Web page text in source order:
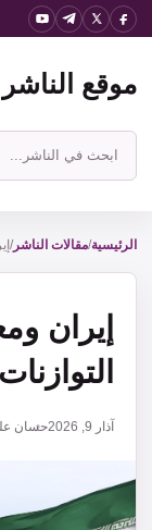
انتقل
المحتوى
موقع الناشر
ابحث
في
الناشر
الرئيسية/مقالات الناشر/
إيران
آذار 9, 2026 حسان